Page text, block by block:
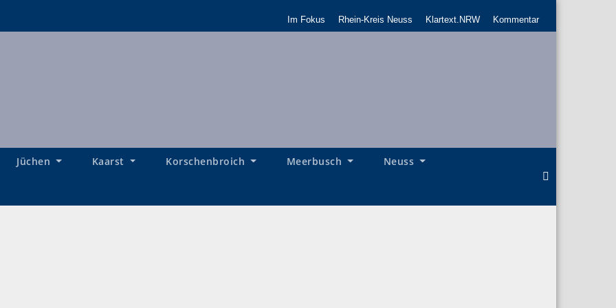
Im Fokus Rhein-Kreis Neuss Klartext.NRW Kommentar
Jüchen Kaarst Korschenbroich Meerbusch Neuss